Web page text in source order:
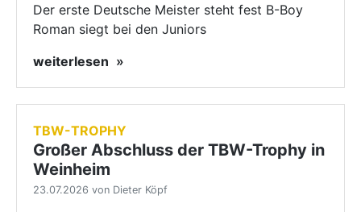
Der erste Deutsche Meister steht fest B-Boy
Roman siegt bei den Juniors
weiterlesen
TBW-TROPHY
Großer Abschluss der TBW-Trophy in
Weinheim
23.07.2026 von Dieter Köpf